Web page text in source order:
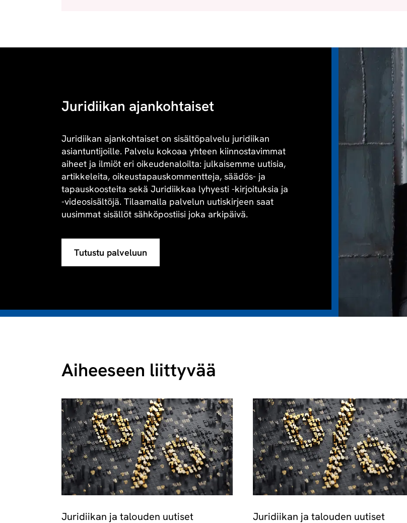
Juridiikan ajankohtaiset
Juridiikan ajankohtaiset on sisältöpalvelu juridiikan
asiantuntijoille. Palvelu kokoaa yhteen kiinnostavimmat
aiheet ja ilmiöt eri oikeudenaloilta: julkaisemme uutisia,
artikkeleita, oikeustapauskommentteja, säädös- ja
tapauskoosteita sekä Juridiikkaa lyhyesti -kirjoituksia ja
-videosisältöjä. Tilaamalla palvelun uutiskirjeen saat
uusimmat sisällöt sähköpostiisi joka arkipäivä.
Tutustu palveluun
Aiheeseen liittyvää
Juridiikan ja talouden uutiset Juridiikan ja talouden uutiset